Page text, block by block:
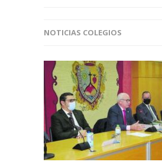
NOTICIAS COLEGIOS